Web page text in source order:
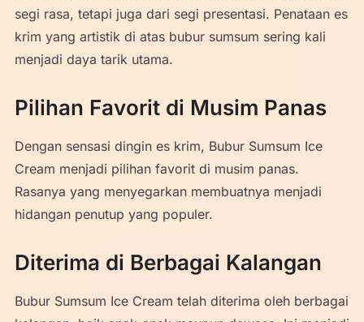
segi rasa, tetapi juga dari segi presentasi. Penataan es
krim yang artistik di atas bubur sumsum sering kali
menjadi daya tarik utama.
Pilihan Favorit di Musim Panas
Dengan sensasi dingin es krim, Bubur Sumsum Ice
Cream menjadi pilihan favorit di musim panas.
Rasanya yang menyegarkan membuatnya menjadi
hidangan penutup yang populer.
Diterima di Berbagai Kalangan
Bubur Sumsum Ice Cream telah diterima oleh berbagai